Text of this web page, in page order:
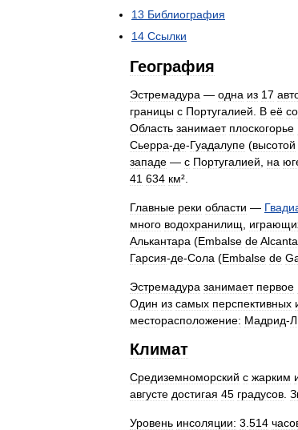
13 Библиография
14 Ссылки
География
Эстремадура — одна из 17
границы с Португалией В её
Область занимает плоскогорье
Сьерра-де-Гуадалупе (высотой
западе — с Португалией на
41 634 км².
Главные реки области —
много водохранилищ
Алькантара (Embalse de
Гарсия-де-Сола (Embalse de
Эстремадура занимает первое
Один из самых перспективных
месторасположение: Мадрид-
Климат
Средиземноморский с жарким
августе достигая 45 градусов
Уровень инсоляции: 3 514